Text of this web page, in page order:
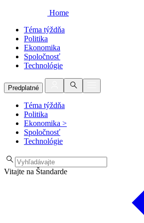
Home
Téma týždňa
Politika
Ekonomika
Spoločnosť
Technológie
Predplatné
Téma týždňa
Politika
Ekonomika >
Spoločnosť
Technológie
Vitajte na Štandarde